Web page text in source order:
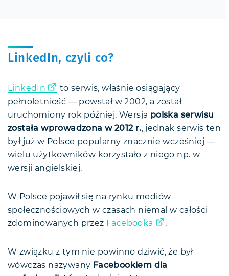
LinkedIn, czyli co?
LinkedIn
to serwis, właśnie osiągający
pełnoletniość — powstał w 2002, a został
uruchomiony rok później. Wersja polska serwisu
została wprowadzona w 2012 r., jednak serwis ten
był już w Polsce popularny znacznie wcześniej —
wielu użytkowników korzystało z niego np. w
wersji angielskiej.
W Polsce pojawił się na rynku mediów
społecznościowych w czasach niemal w całości
zdominowanych przez Facebooka .
W związku z tym nie powinno dziwić, że był
wówczas nazywany Facebookiem dla